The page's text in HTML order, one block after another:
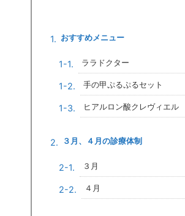
おすすめメニュー
ララドクター
手の甲ぷるぷるセット
ヒアルロン酸クレヴィエル
３月、４月の診療体制
３月
４月